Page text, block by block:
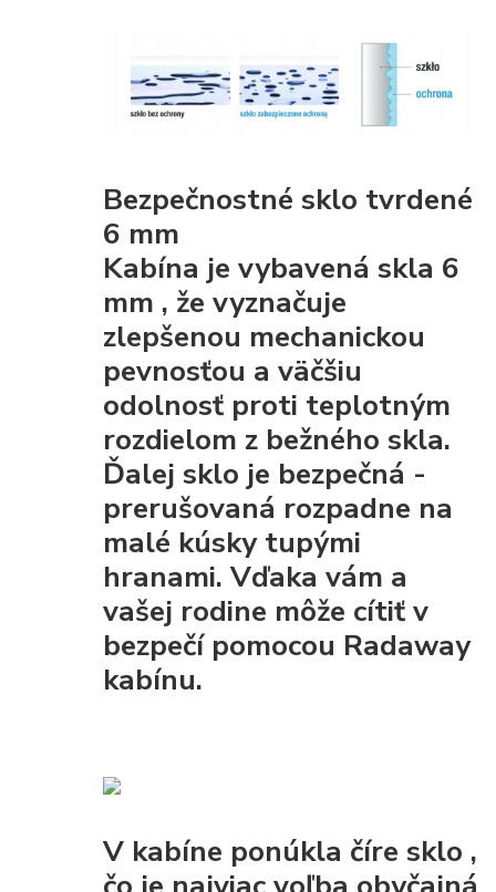
Bezpečnostné sklo tvrdené
6 mm
Kabína je vybavenáskla 6
mm , ževyznačuje
zlepšenou mechanickou
pevnosťou a väčšiu
odolnosť proti teplotným
rozdielom z bežného skla.
Ďalej sklo je bezpečná -
prerušovaná rozpadne na
malé kúsky tupými
hranami. Vďaka vám a
vašej rodine môže cítiť v
bezpečí pomocou Radaway
kabínu.
V kabíne ponúkla číre sklo ,